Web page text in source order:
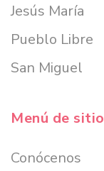
Jesús María
Pueblo Libre
San Miguel
Menú de sitio
Conócenos